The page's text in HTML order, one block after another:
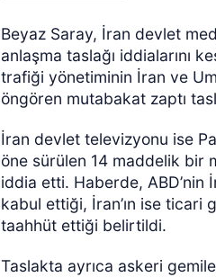
Beyaz Saray, İran devlet
anlaşma taslağı iddialarını
trafiği yönetiminin İran ve
öngören mutabakat zaptı
İran devlet televizyonu ise
öne sürülen 14 maddelik bir
iddia etti. Haberde, ABD’nin
kabul ettiği, İran’ın ise
taahhüt ettiği belirtildi.
Taslakta ayrıca askeri